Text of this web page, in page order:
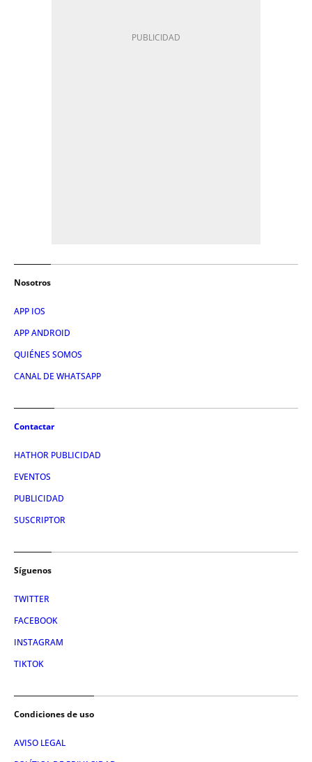
Nosotros
APP IOS
APP ANDROID
QUIÉNES SOMOS
CANAL DE WHATSAPP
Contactar
HATHOR PUBLICIDAD
EVENTOS
PUBLICIDAD
SUSCRIPTOR
Síguenos
TWITTER
FACEBOOK
INSTAGRAM
TIKTOK
Condiciones de uso
AVISO LEGAL